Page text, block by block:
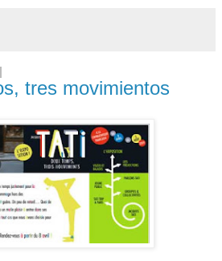
tres movimientos